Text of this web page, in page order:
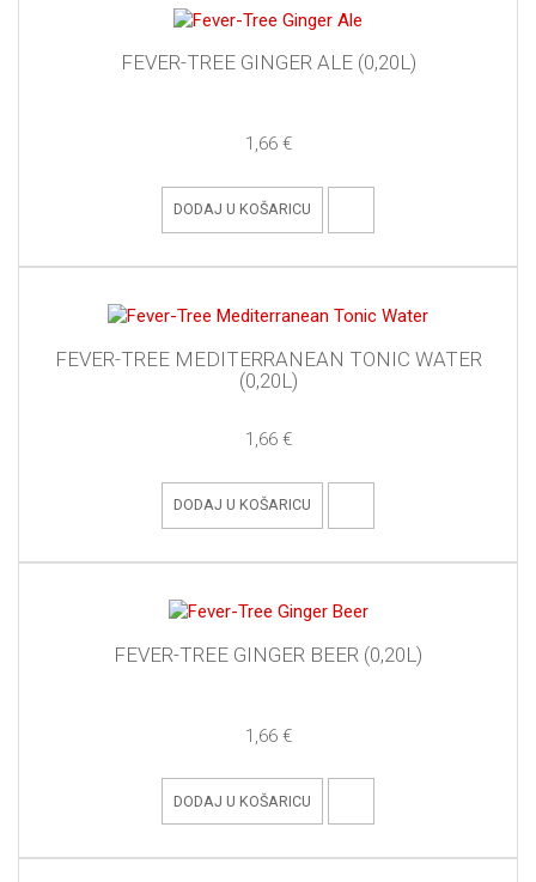
FEVER-TREE GINGER ALE (0,20L)
1,66 €
DODAJ U KOŠARICU
FEVER-TREE MEDITERRANEAN TONIC WATER
(0,20L)
1,66 €
DODAJ U KOŠARICU
FEVER-TREE GINGER BEER (0,20L)
1,66 €
DODAJ U KOŠARICU